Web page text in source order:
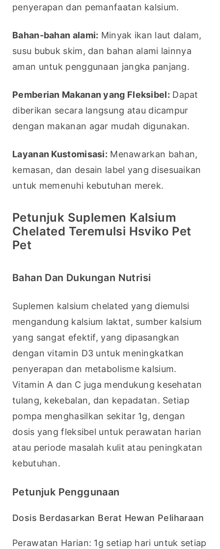
penyerapan dan pemanfaatan kalsium.
Bahan-bahan alami: Minyak ikan laut dalam,
susu bubuk skim, dan bahan alami lainnya
aman untuk penggunaan jangka panjang.
Pemberian Makanan yang Fleksibel: Dapat
diberikan secara langsung atau dicampur
dengan makanan agar mudah digunakan.
Layanan Kustomisasi: Menawarkan bahan,
kemasan, dan desain label yang disesuaikan
untuk memenuhi kebutuhan merek.
Petunjuk Suplemen Kalsium
Chelated Teremulsi Hsviko Pet
Pet
Bahan Dan Dukungan Nutrisi
Suplemen kalsium chelated yang diemulsi
mengandung kalsium laktat, sumber kalsium
yang sangat efektif, yang dipasangkan
dengan vitamin D3 untuk meningkatkan
penyerapan dan metabolisme kalsium.
Vitamin A dan C juga mendukung kesehatan
tulang, kekebalan, dan kepadatan. Setiap
pompa menghasilkan sekitar 1g, dengan
dosis yang fleksibel untuk perawatan harian
atau periode masalah kulit atau peningkatan
kebutuhan.
Petunjuk Penggunaan
Dosis Berdasarkan Berat Hewan Peliharaan
Perawatan Harian: 1g setiap hari untuk setiap